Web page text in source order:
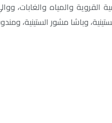
القروية والمياه
وباشا مشور الستينية،